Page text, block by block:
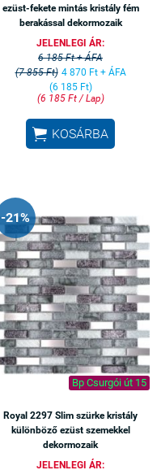
ezüst-fekete mintás kristály fém
berakással dekormozaik
JELENLEGI ÁR:
6 185 Ft + ÁFA
(7 855 Ft) 4 870 Ft + ÁFA
(6 185 Ft)
(6 185 Ft / Lap)
 KOSÁRBA
-21%
Bp Csurgói út 15
Royal 2297 Slim szürke kristály
különböző ezüst szemekkel
dekormozaik
JELENLEGI ÁR: